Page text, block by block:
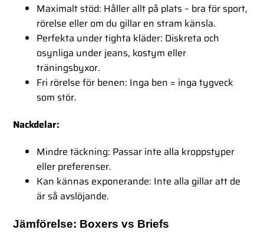
Maximalt stöd: Håller allt på plats – bra för sport,
rörelse eller om du gillar en stram känsla.
Perfekta under tighta kläder: Diskreta och
osynliga under jeans, kostym eller
träningsbyxor.
Fri rörelse för benen: Inga ben = inga tygveck
som stör.
Nackdelar:
Mindre täckning: Passar inte alla kroppstyper
eller preferenser.
Kan kännas exponerande: Inte alla gillar att de
är så avslöjande.
Jämförelse: Boxers vs Briefs